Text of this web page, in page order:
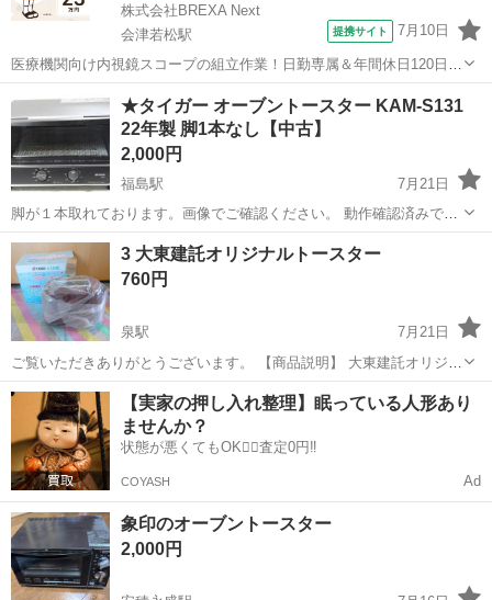
株式会社BREXA Next
会津若松駅
提携サイト 7月10日
医療機関向け内視鏡スコープの組立作業！日勤専属＆年間休日120日
★◎20代～40代の男女活躍中！送迎あり！マイカー通勤OK◎無料駐車
場あり★日払いあり◎空調完備で快適作業！《福島県会津若松市》 人
気の工場のお仕事 ◇医療機...
会津若松市 会津若松駅 その他
★タイガー オーブントースター KAM-S131
22年製 脚1本なし【中古】
2,000円
福島駅
7月21日
脚が１本取れております。画像でご確認ください。 動作確認済みで
す。
福島 福島市 福島駅 キッチン家電
3 大東建託オリジナルトースター
760円
泉駅
7月21日
ご覧いただきありがとうございます。 【商品説明】 大東建託オリジナ
ル LINEキャラクターのトースター 非売品です。 クマの顔柄にパンが
焼けるようです。 未使用保管品になります。 【商品情報】 ・サイ
ズ…横約27...
福島 いわき市 泉駅 キッチン家電
【実家の押し入れ整理】眠っている人形あり
ませんか？
状態が悪くてもOK🙆‍♀️査定0円‼️
COYASH Ad
象印のオーブントースター
2,000円